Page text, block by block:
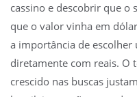
cassino e descobrir que
que o valor vinha em
a importância de
diretamente com reais. O
crescido nas buscas